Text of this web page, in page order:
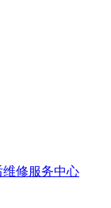
维修服务中心